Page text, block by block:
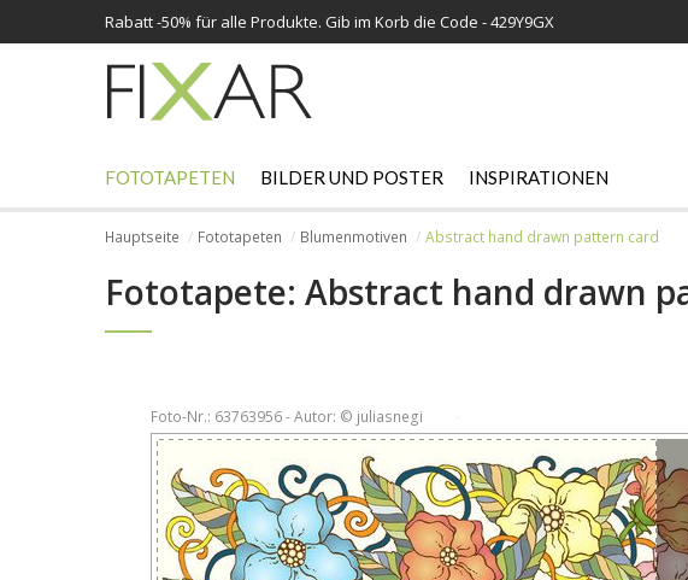
Rabatt -50% für alle Produkte. Gib im Korb die Code - 429Y9GX
FOTOTAPETEN BILDER UND POSTER INSPIRATIONEN
Hauptseite Fototapeten Blumenmotiven Abstract hand drawn pattern card
Fototapete: Abstract hand drawn
Foto-Nr.: 63763956 - Autor: © juliasnegi